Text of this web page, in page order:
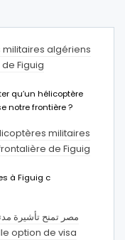
algériens
Figuig
qu’un hélicoptère
notre frontière ?
militaires
de Figuig
à Figuig c
مصر تمنح تأشيرة
option de visa